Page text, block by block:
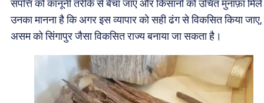
संपत्ति को कानूनी तरीके से बेचा जाए और किसानों को उचित मुनाफ़ा
उनका मानना है कि अगर इस व्यापार को सही ढंग से विकसित किया जाए,
असम को सिंगापुर जैसा विकसित राज्य बनाया जा सकता है।